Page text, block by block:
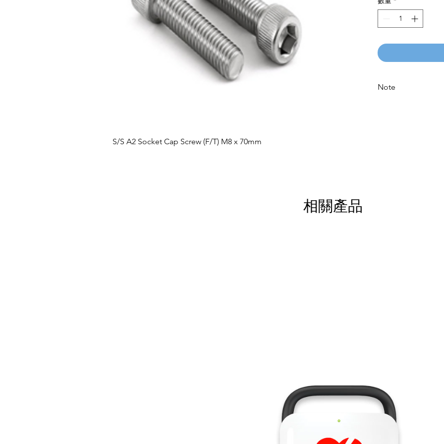
S/S A2 Socket Cap Screw (F/T) M8 x 70mm
Note
相關產品